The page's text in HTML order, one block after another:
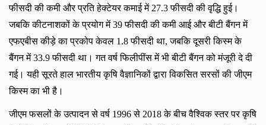
फीसदी की कमी और प्रति हेक्टेयर कमाई में 27.3 फीसदी की वृद्धि हुई।
जबकि कीटनाशकों के प्रयोग में 39 फीसदी की कमी आई और बीटी बैंगन में
एफएबीस कीड़े का प्रकोप केवल 1.8 फीसदी था, जबकि दूसरी किस्म के
बैंगन में 33.9 फीसदी था। गत वर्ष फिलीपींस में भी बीटी बैंगन को मंजूरी दे दी
गई। यही सूरते हाल भारतीय कृषि वैज्ञानिकों द्वारा विकसित सरसों की जीएम
किस्म का भी है।
जीएम फसलों के उत्पादन से वर्ष 1996 से 2018 के बीच वैश्विक स्तर पर कृषि